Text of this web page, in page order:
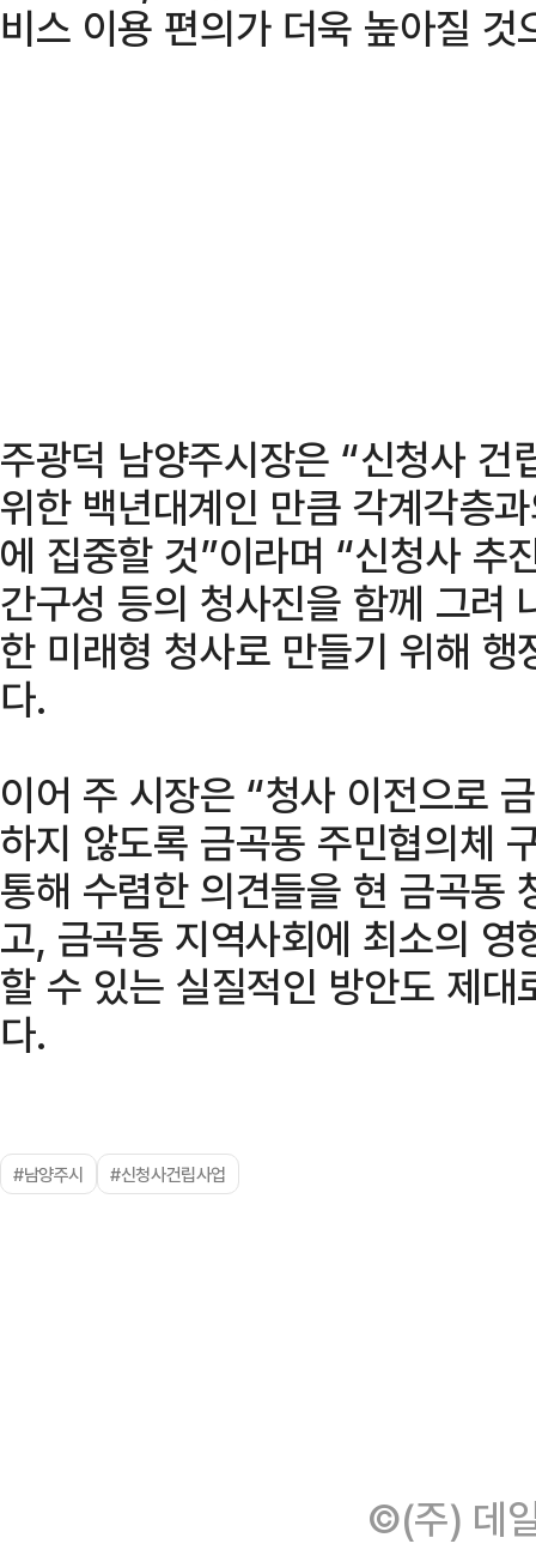
비스 이용 편의가 더욱 높아질 것
주광덕 남양주시장은 “신청사 건
위한 백년대계인 만큼 각계각층
에 집중할 것”이라며 “신청사 추
간구성 등의 청사진을 함께 그려
한 미래형 청사로 만들기 위해
다.
이어 주 시장은 “청사 이전으로
하지 않도록 금곡동 주민협의체
통해 수렴한 의견들을 현 금곡동
고, 금곡동 지역사회에 최소의
할 수 있는 실질적인 방안도 제
다.
#남양주시 #신청사건립사업
©(주) 데